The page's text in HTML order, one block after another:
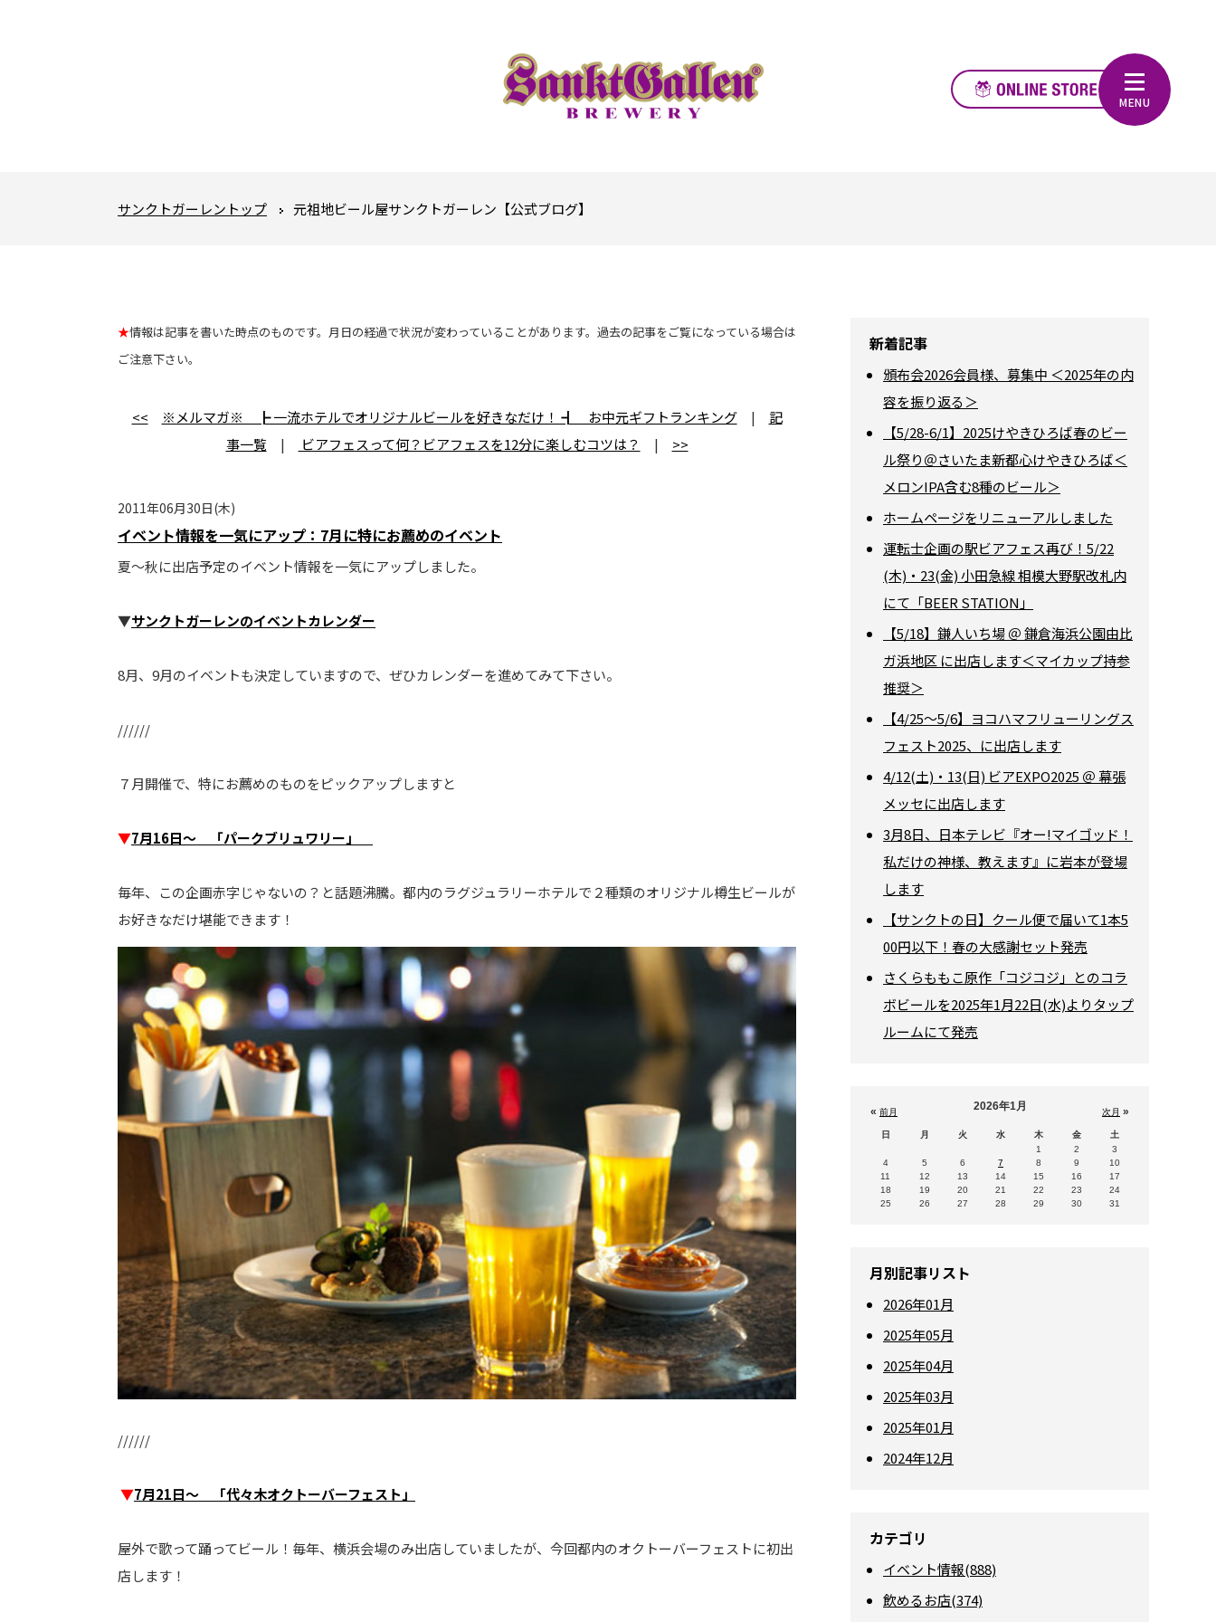
サンクトガーレントップ 元祖地ビール屋サンクトガーレン【公式ブログ】
★情報は記事を書いた時点のものです。月日の経過で状況が変わっていることがあります。過去の記事をご覧になっている場合は
ご注意下さい。
<< ※メルマガ※ ┣ 一流ホテルでオリジナルビールを好きなだけ！ ┫ お中元ギフトランキング| 記
事一覧 | ビアフェスって何？ビアフェスを12分に楽しむコツは？ | >>
2011年06月30日(木)
イベント情報を一気にアップ：7月に特にお薦めのイベント
夏～秋に出店予定のイベント情報を一気にアップしました。
▼サンクトガーレンのイベントカレンダー
8月、9月のイベントも決定していますので、ぜひカレンダーを進めてみて下さい。
//////
７月開催で、特にお薦めのものをピックアップしますと
▼7月16日～ 「パークブリュワリー」
毎年、この企画赤字じゃないの？と話題沸騰。都内のラグジュラリーホテルで２種類のオリジナル樽生ビールが
お好きなだけ堪能できます！
//////
▼7月21日～ 「代々木オクトーバーフェスト」
屋外で歌って踊ってビール！毎年、横浜会場のみ出店していましたが、今回都内のオクトーバーフェストに初出
店します！
新着記事
頒布会2026会員様、募集中 ＜2025年の内
容を振り返る＞
【5/28-6/1】2025けやきひろば春のビー
ル祭り＠さいたま新都心けやきひろば＜
メロンIPA含む8種のビール＞
ホームページをリニューアルしました
運転士企画の駅ビアフェス再び！5/22
(木)・23(金) 小田急線 相模大野駅改札内
にて「BEER STATION」
【5/18】鎌人いち場 ＠ 鎌倉海浜公園由比
ガ浜地区 に出店します＜マイカップ持参
推奨＞
【4/25～5/6】ヨコハマフリューリングス
フェスト2025、に出店します
4/12(土)・13(日) ビアEXPO2025 ＠ 幕張
メッセに出店します
3月8日、日本テレビ『オー!マイゴッド！
私だけの神様、教えます』に岩本が登場
します
【サンクトの日】クール便で届いて1本5
00円以下！春の大感謝セット発売
さくらももこ原作「コジコジ」とのコラ
ボビールを2025年1月22日(水)よりタップ
ルームにて発売
« 前月 次月 »
2026年1月
日 月 火 水 木 金
土
1
2
3
4
5 6 7 8 9
10
11
12 13 14 15 16
17
18
19 20 21 22 23
24
25
26 27 28 29 30 31
月別記事リスト
2026年01月
2025年05月
2025年04月
2025年03月
2025年01月
2024年12月
カテゴリ
イベント情報(888)
飲めるお店(374)